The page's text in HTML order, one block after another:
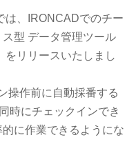
は、IRONCADでのチー
型 データ管理ツール
をリリースいたしまし
操作前に自動採番する
時にチェックインでき
に作業できるようにな